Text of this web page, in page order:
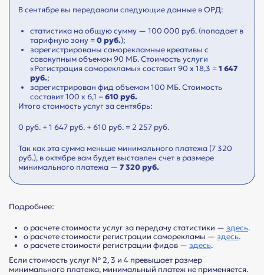
В сентябре вы передавали следующие данные в ОРД:
статистика на общую сумму — 100 000 руб. (попадает в
тарифную зону =0 руб.);
зарегистрированы саморекламные креативы с
совокупным объемом 90 МБ. Стоимость услуги
«Регистрация саморекламы» составит 90 х 18,3 =1 647
руб.;
зарегистрирован фид объемом 100 МБ. Стоимость
составит 100 х 6,1 =610 руб.
Итого стоимость услуг за сентябрь:
0 руб. + 1 647 руб. + 610 руб. = 2 257 руб.
Так как эта сумма меньше минимального платежа (7 320
руб.), в октябре вам будет выставлен счет в размере
минимального платежа — 7 320 руб.
Подробнее:
о расчете стоимости услуг за передачу статистики — здесь.
о расчете стоимости регистрации саморекламы — здесь.
о расчете стоимости регистрации фидов — здесь.
Если стоимость услуг № 2, 3 и 4 превышает размер
минимального платежа, минимальный платеж не применяется.